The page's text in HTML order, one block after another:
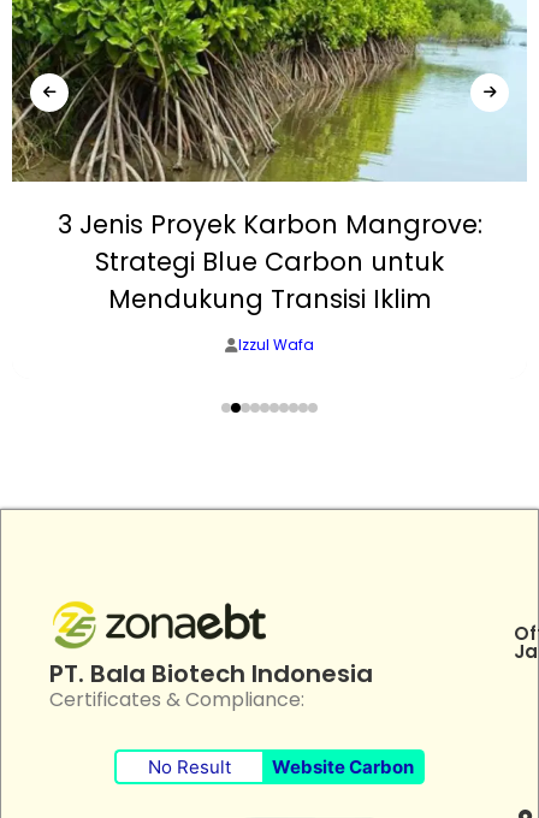
3 Jenis Proyek Karbon Mangrove:
Strategi Blue Carbon untuk
Mendukung Transisi Iklim
Izzul Wafa
PT. Bala Biotech Indonesia
Certificates & Compliance:
No Result Website Carbon